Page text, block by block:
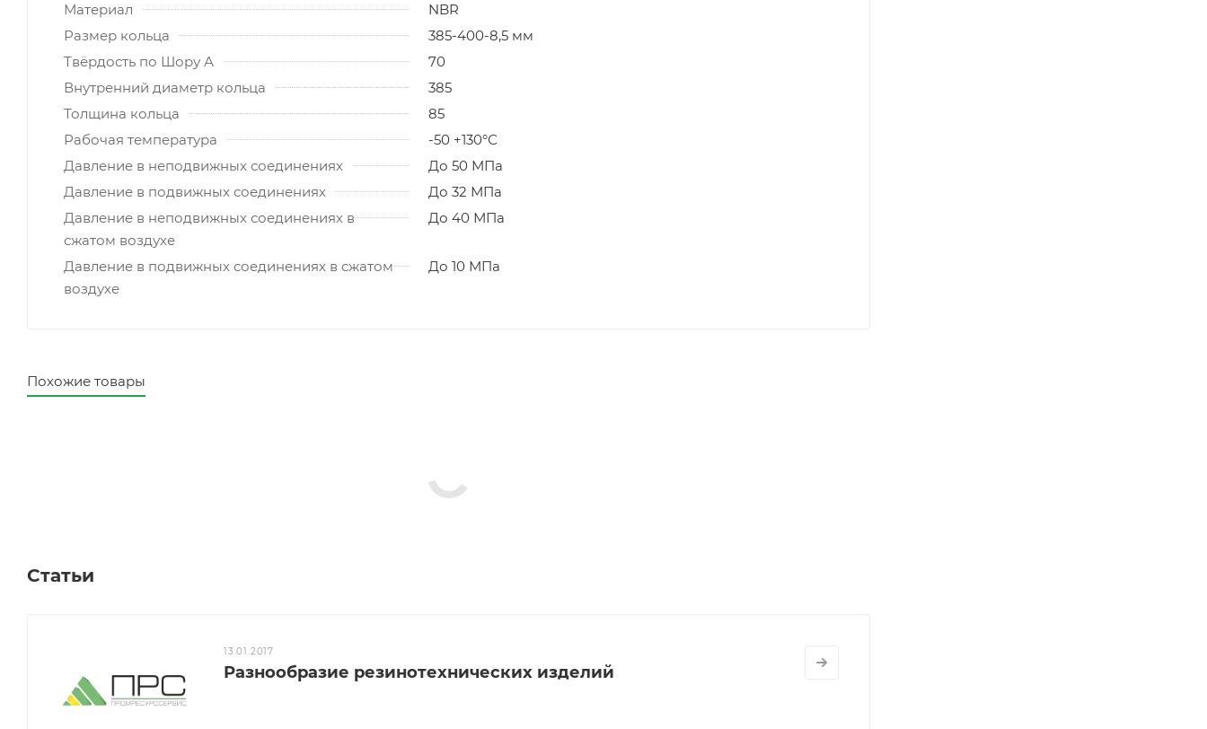
Материал
NBR
Размер кольца
385-400-8,5 мм
Твёрдость по Шору А
70
Внутренний диаметр кольца
385
Толщина кольца
85
Рабочая температура
-50 +130°С
Давление в неподвижных соединениях
До 50 МПа
Давление в подвижных соединениях
До 32 МПа
Давление в неподвижных соединениях в
сжатом воздухе
До 40 МПа
Давление в подвижных соединениях в сжатом
воздухе
До 10 МПа
Похожие товары
Статьи
13.01.2017
Разнообразие резинотехнических изделий